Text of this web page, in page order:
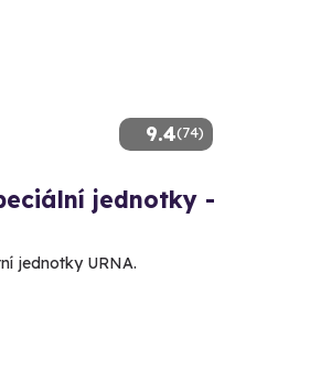
9.4(74)
jednotky -
jednotky URNA.